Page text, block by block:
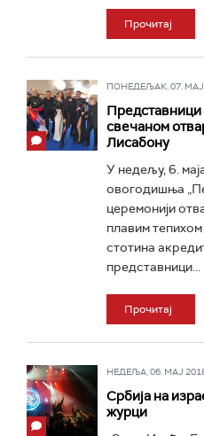
Прочитај
ПОНЕДЕЉАК, 07. МАЈ
Представници
свечаном
Лисабону
У недељу, 6.
овогодишња
церемонији
плавим тепихом
стотина
представници...
Прочитај
НЕДЕЉА, 06. МАЈ
Србија на
журци